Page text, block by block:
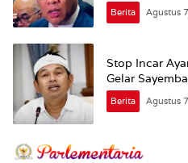
Berita Agustus
Stop Incar
Gelar
Berita Agustus